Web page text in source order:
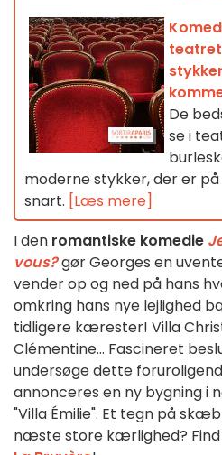
teatret
De
se i
moderne stykker, der er
snart. [Læs mere]
I den romantiske komedie
vous?gør Georges en
vender op og ned på hans
omkring hans nye lejlighed
tidligere kærester! Villa
Clémentine... Fascineret
undersøge dette
annonceres en ny bygning i
"Villa Émilie". Et tegn på
næste store kærlighed?